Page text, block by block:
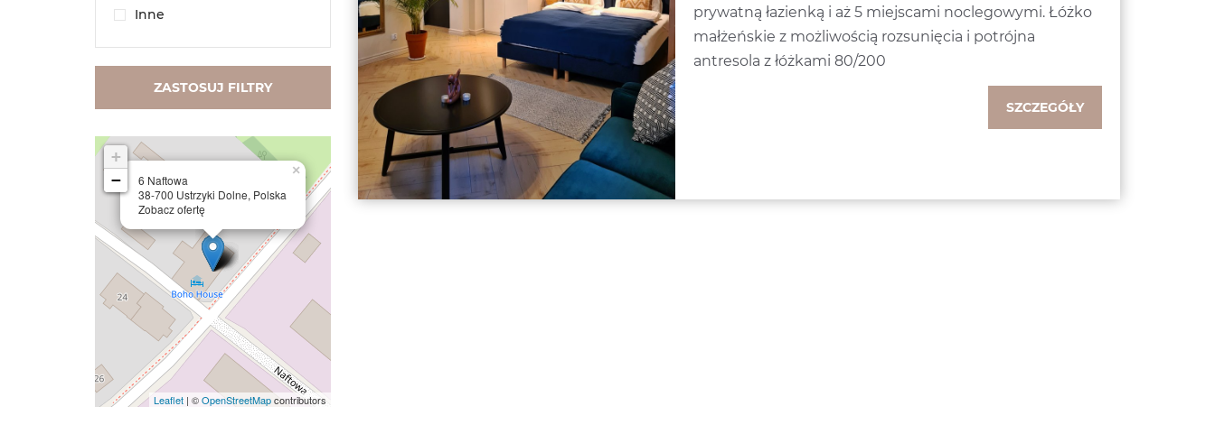
Inne
ZASTOSUJ FILTRY
6 Naftowa
38-700 Ustrzyki Dolne, Polska
Zobacz ofertę
×
+
−
Leaflet | ©OpenStreetMapcontributors
prywatną łazienką i aż 5 miejscami noclegowymi. Łóżko
małżeńskie z możliwością rozsunięcia i potrójna
antresola z łóżkami 80/200
SZCZEGÓŁY